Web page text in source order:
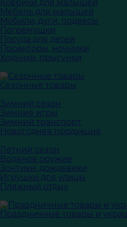
Коврики для малышей
Мебель для малышей
Мобили, дуги, подвесы
Погремушки
Посуда для детей
Проекторы, ночники
Ходунки, прыгунки
Сезонные товары
Зимний сезон
Зимние игры
Зимний транспорт
Новогодняя продукция
Летний сезон
Водяное оружие
Зонтики, дождевики
Игрушки для улицы
Пляжный отдых
Праздничные товары и